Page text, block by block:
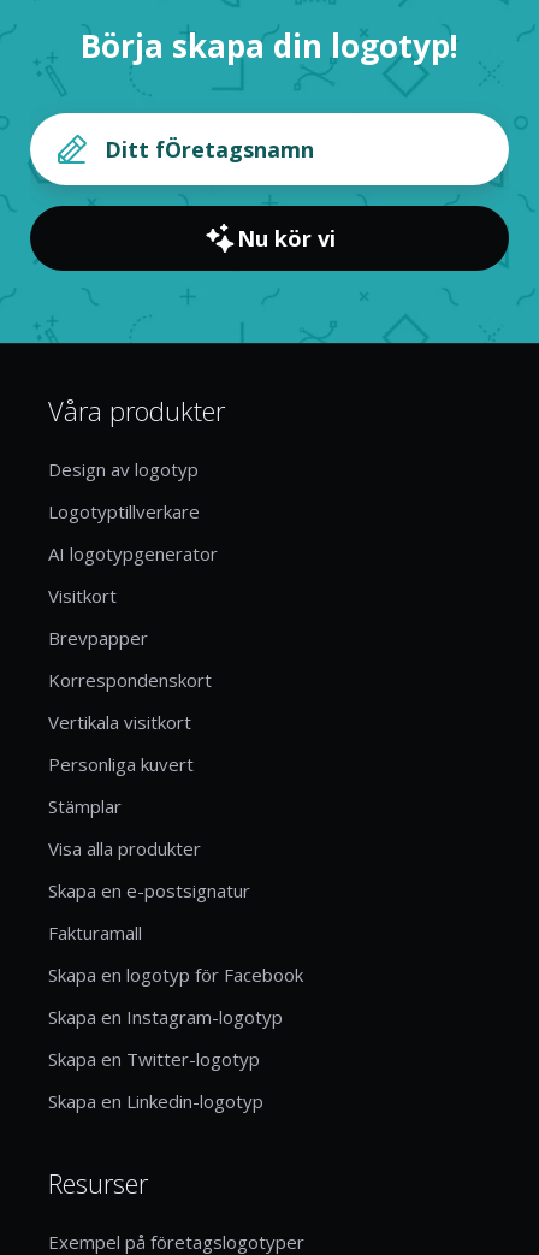
Börja skapa din logotyp!
Nu kör vi
Våra produkter
Design av logotyp
Logotyptillverkare
AI logotypgenerator
Visitkort
Brevpapper
Korrespondenskort
Vertikala visitkort
Personliga kuvert
Stämplar
Visa alla produkter
Skapa en e-postsignatur
Fakturamall
Skapa en logotyp för Facebook
Skapa en Instagram-logotyp
Skapa en Twitter-logotyp
Skapa en Linkedin-logotyp
Resurser
Exempel på företagslogotyper